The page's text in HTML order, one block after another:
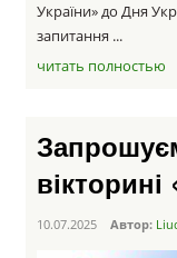
України» до Дня
запитання ...
читать полностью
10.07.2025 Автор: